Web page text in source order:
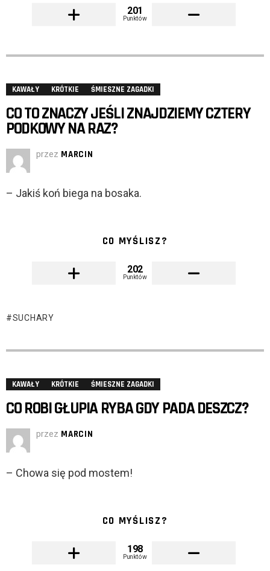
201
Punktów
KAWAŁY KRÓTKIE ŚMIESZNE ZAGADKI
CO TO ZNACZY JEŚLI ZNAJDZIEMY CZTERY
PODKOWY NA RAZ?
przez MARCIN
– Jakiś koń biega na bosaka.
CO MYŚLISZ?
202
Punktów
SUCHARY
KAWAŁY KRÓTKIE ŚMIESZNE ZAGADKI
CO ROBI GŁUPIA RYBA GDY PADA DESZCZ?
przez MARCIN
– Chowa się pod mostem!
CO MYŚLISZ?
198
Punktów